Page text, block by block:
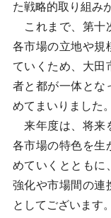
た戦略的取り組み
これまで、第十
各市場の立地や規
ていくため、大田
者と都が一体とな
めてまいりました。
来年度は、将来
各市場の特色を生
めていくとともに
強化や市場間の連
としてございます。